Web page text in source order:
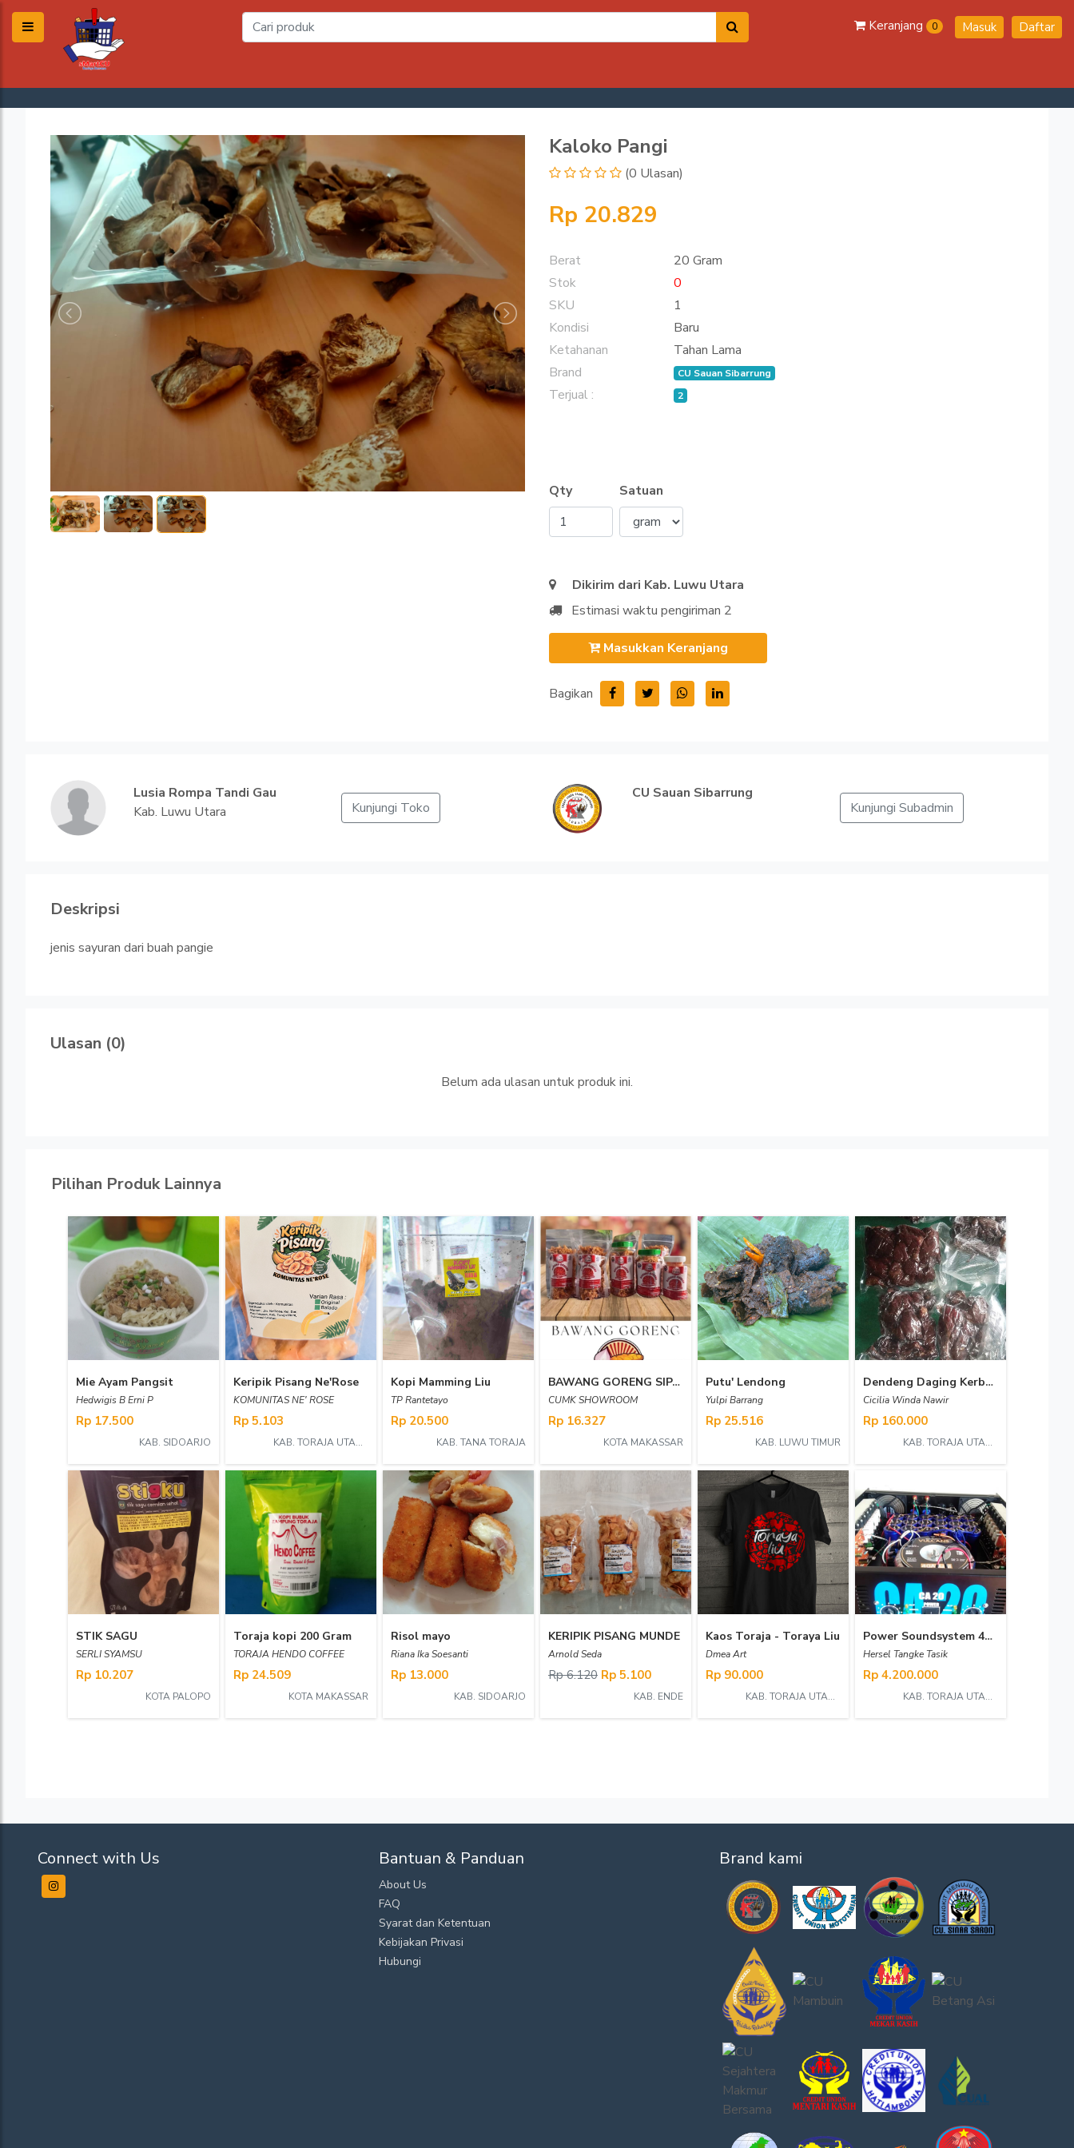
Keranjang 0 Masuk Daftar
Kaloko Pangi
(0 Ulasan)
Rp 20.829
Berat
20 Gram
Stok
0
SKU
1
Kondisi
Baru
Ketahanan
Tahan Lama
Brand
CU Sauan Sibarrung
Terjual : 2
Qty Satuan
Dikirim dari Kab. Luwu Utara
Estimasi waktu pengiriman 2
Masukkan Keranjang
Bagikan
Lusia Rompa Tandi Gau
Kab. Luwu Utara
Kunjungi Toko
CU Sauan Sibarrung
Kunjungi Subadmin
Deskripsi
jenis sayuran dari buah pangie
Ulasan (0)
Belum ada ulasan untuk produk ini.
Pilihan Produk Lainnya
Mie Ayam Pangsit
Hedwigis B Erni P
Rp 17.500
KAB. SIDOARJO
Keripik Pisang Ne'Rose
KOMUNITAS NE' ROSE
Rp 5.103
KAB. TORAJA UTARA
Kopi Mamming Liu
TP Rantetayo
Rp 20.500
KAB. TANA TORAJA
BAWANG GORENG SIPA 7 80 GRAM
CUMK SHOWROOM
Rp 16.327
KOTA MAKASSAR
Putu' Lendong
Yulpi Barrang
Rp 25.516
KAB. LUWU TIMUR
Dendeng Daging Kerbau (Pa'karing Tedong)
Cicilia Winda Nawir
Rp 160.000
KAB. TORAJA UTARA
STIK SAGU
SERLI SYAMSU
Rp 10.207
KOTA PALOPO
Toraja kopi 200 Gram
TORAJA HENDO COFFEE
Rp 24.509
KOTA MAKASSAR
Risol mayo
Riana Ika Soesanti
Rp 13.000
KAB. SIDOARJO
KERIPIK PISANG MUNDE
Arnold Seda
Rp 6.120 Rp 5.100
KAB. ENDE
Kaos Toraja - Toraya Liu
Dmea Art
Rp 90.000
KAB. TORAJA UTARA
Power Soundsystem 40 Ampere
Hersel Tangke Tasik
Rp 4.200.000
KAB. TORAJA UTARA
Connect with Us Bantuan & Panduan
About Us
FAQ
Syarat dan Ketentuan
Kebijakan Privasi
Hubungi
Brand kami